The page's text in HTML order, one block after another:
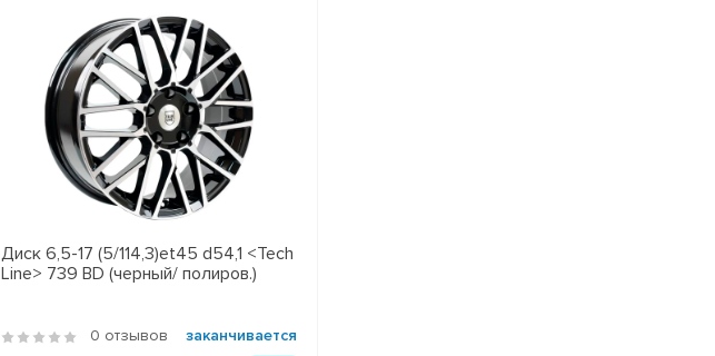
Диск 6,5-17 (5/114,3)et45 d54,1 <Tech
Line> 739 BD (черный/ полиров.)
0 отзывов заканчивается